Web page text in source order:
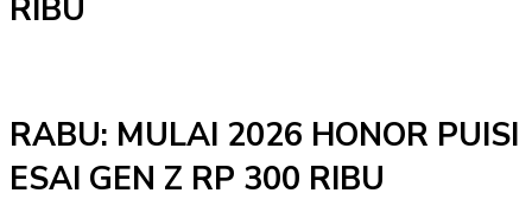
RIBU
RABU: MULAI 2026 HONOR PUISI
ESAI GEN Z RP 300 RIBU